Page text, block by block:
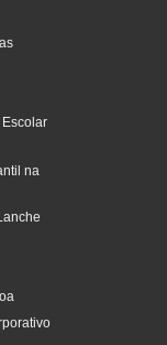
Escolar
na